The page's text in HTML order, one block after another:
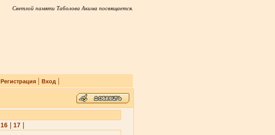
Светлой памяти Таболова Акима посвящается.
Регистрация| Вход |
16| 17|